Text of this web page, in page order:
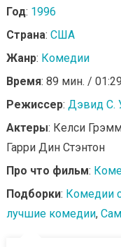
Год: 1996
Страна: США
Жанр: Комедии
Время: 89 мин. / 01:29
Режиссер: Дэвид С.
Актеры: Келси
Гарри Дин Стэнтон
Про что фильм:
Подборки: Комедии
лучшие комедии,